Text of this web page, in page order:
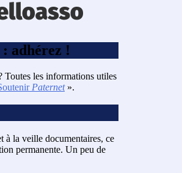
adhérez !
Toutes les informations utiles
Paternet».
à la veille documentaires, ce
permanente. Un peu de